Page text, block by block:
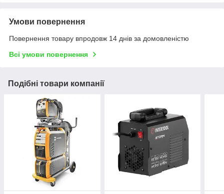
Умови повернення
Повернення товару впродовж 14 днів за домовленістю
Всі умови повернення
Подібні товари компанії